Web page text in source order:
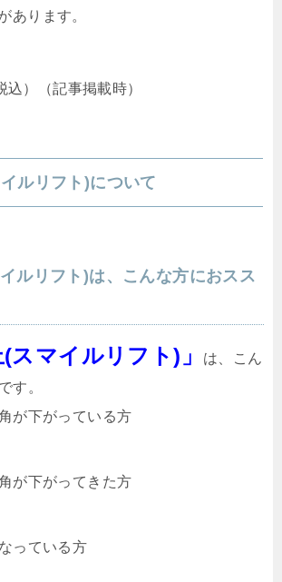
あります。
）（記事掲載時）
ルリフト )について
ルリフト )は、こんな方におスス
(スマイルリフト)」
は、こん
す。
が下がっている方
が下がってきた方
っている方